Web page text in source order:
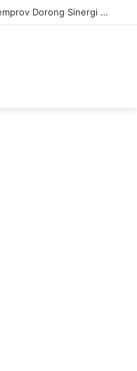
Musda XI MUI Sumsel Dibuka, Pemprov Dorong Sinergi Ulama dan Pemerintah Perkuat Pembangunan Daerah